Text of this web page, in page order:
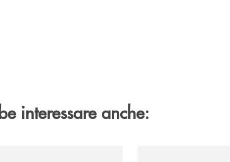
interessare anche: